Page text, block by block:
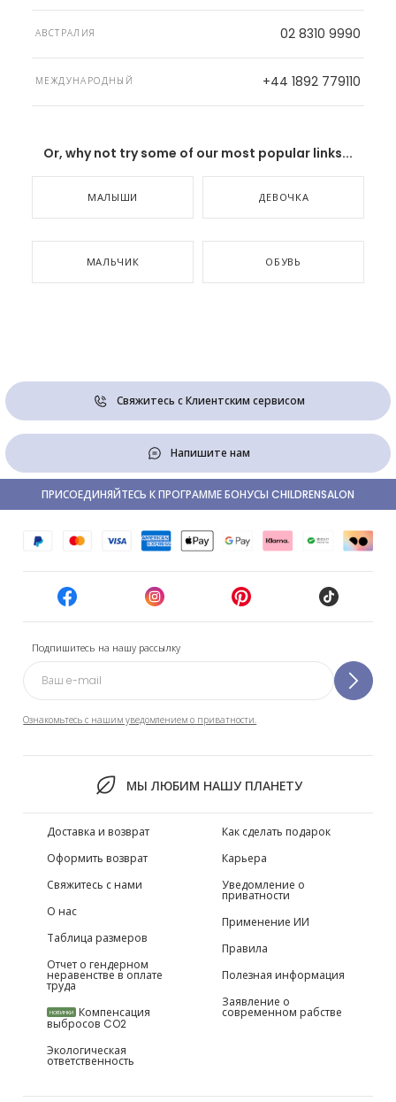
АВСТРАЛИЯ 02 8310 9990
МЕЖДУНАРОДНЫЙ +44 1892 779110
Or, why not try some of our most popular links...
МАЛЫШИ ДЕВОЧКА
МАЛЬЧИК ОБУВЬ
Свяжитесь с Клиентским сервисом
Напишите нам
Подпишитесь на нашу рассылку
Ознакомьтесь с нашим уведомлением о приватности.
МЫ ЛЮБИМ НАШУ ПЛАНЕТУ
ПРИСОЕДИНЯЙТЕСЬ К ПРОГРАММЕ БОНУСЫ CHILDRENSALON
Доставка и возврат
Оформить возврат
Свяжитесь с нами
О нас
Таблица размеров
Отчет о гендерном
неравенстве в оплате
труда
НОВИНКИ Компенсация
выбросов CO2
Экологическая
ответственность
Как сделать подарок
Карьера
Уведомление о
приватности
Применение ИИ
Правила
Полезная информация
Заявление о
современном рабстве